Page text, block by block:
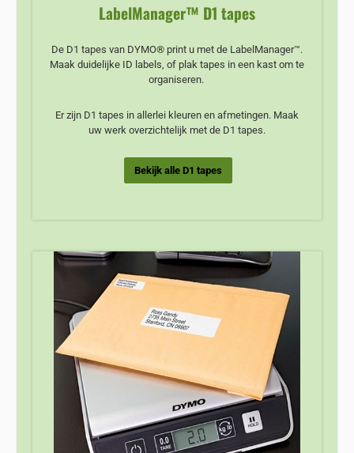
LabelManager™ D1 tapes
De D1 tapes van DYMO® print u met de LabelManager™.
Maak duidelijke ID labels, of plak tapes in een kast om te
organiseren.
Er zijn D1 tapes in allerlei kleuren en afmetingen. Maak
uw werk overzichtelijk met de D1 tapes.
Bekijk alle D1 tapes